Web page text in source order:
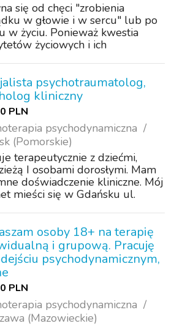
się od chęci "zrobienia
w głowie i w sercu" lub po
w życiu. Ponieważ kwestia
życiowych i ich
mnie również. Rozumiem, że
gdy dla jednych waż...
psychotraumatolog,
kliniczny
PLN
psychodynamiczna
(Pomorskie)
terapeutycznie z dziećmi,
I osobami dorosłymi. Mam
doświadczenie kliniczne. Mój
mieści się w Gdańsku ul.
osoby 18+ na terapię
i grupową. Pracuję
psychodynamicznym,
PLN
psychodynamiczna
(Mazowieckie)